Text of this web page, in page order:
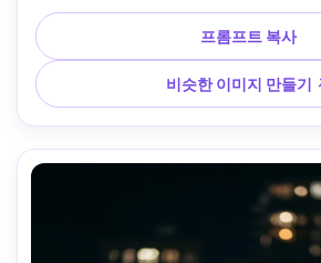
러 악센트, 사실적인 얼굴과
프롬프트 복사
비슷한 이미지 만들기